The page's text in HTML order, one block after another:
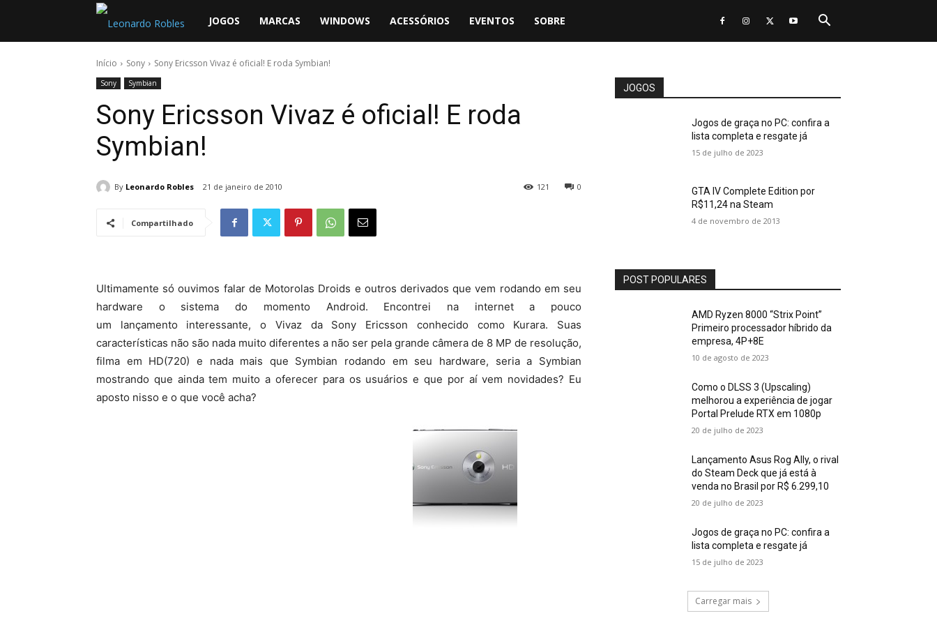
Leonardo
Robles
JOGOS MARCAS WINDOWS ACESSÓRIOS EVENTOS SOBRE
Início Sony Sony Ericsson Vivaz é oficial! E roda Symbian!
Sony Symbian
Sony Ericsson Vivaz é oficial! E roda
Symbian!
By Leonardo Robles 21 de janeiro de 2010 0
121
Compartilhado
Ultimamente só ouvimos falar de Motorolas Droids e outros derivados que vem rodando em seu
hardware o sistema do momento Android. Encontrei na internet a pouco
um lançamento interessante, o Vivaz da Sony Ericsson conhecido como Kurara. Suas
características não são nada muito diferentes a não ser pela grande câmera de 8 MP de resolução,
filma em HD(720) e nada mais que Symbian rodando em seu hardware, seria a Symbian
mostrando que ainda tem muito a oferecer para os usuários e que por aí vem novidades? Eu
aposto nisso e o que você acha?
JOGOS
Jogos de graça no PC: confira a
lista completa e resgate já
15 de julho de 2023
GTA IV Complete Edition por
R$11,24 na Steam
4 de novembro de 2013
POST POPULARES
AMD Ryzen 8000 “Strix Point”
Primeiro processador híbrido da
empresa, 4P+8E
10 de agosto de 2023
Como o DLSS 3 (Upscaling)
melhorou a experiência de jogar
Portal Prelude RTX em 1080p
20 de julho de 2023
Lançamento Asus Rog Ally, o rival
do Steam Deck que já está à
venda no Brasil por R$ 6.299,10
20 de julho de 2023
Jogos de graça no PC: confira a
lista completa e resgate já
15 de julho de 2023
Carregar mais